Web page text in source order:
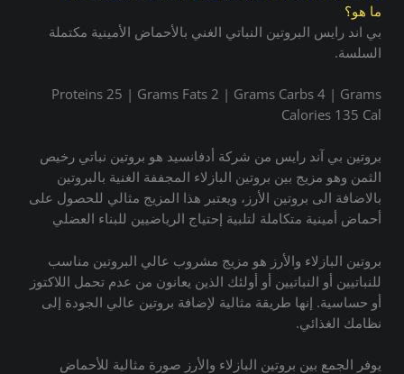
ما هو؟
بي اند رايس البروتين النباتي الغني بالأحماض الأمينية مكتملة
السلسة.
Proteins 25 | Grams Fats 2 | Grams Carbs 4 | Grams
Calories 135 Cal
بروتين بي آند رايس من شركة أدفانسيد هو بروتين نباتي رخيص
الثمن وهو مزيج بين بروتين البازلاء المجففة الغنية بالبروتين
بالاضافة الى بروتين الأرز، ويعتبر هذا المزيج مثالي للحصول على
أحماض أمينية متكاملة لتلبية إحتياج الرياضيين للبناء العضلي
بروتين البازلاء والأرز هو مزيج مشروب عالي البروتين مناسب
للنباتيين أو النباتيين أو أولئك الذين يعانون من عدم تحمل اللاكتوز
أو حساسية. إنها طريقة مثالية لإضافة بروتين عالي الجودة إلى
نظامك الغذائي.
يوفر الجمع بين بروتين البازلاء والأرز صورة مثالية للأحماض